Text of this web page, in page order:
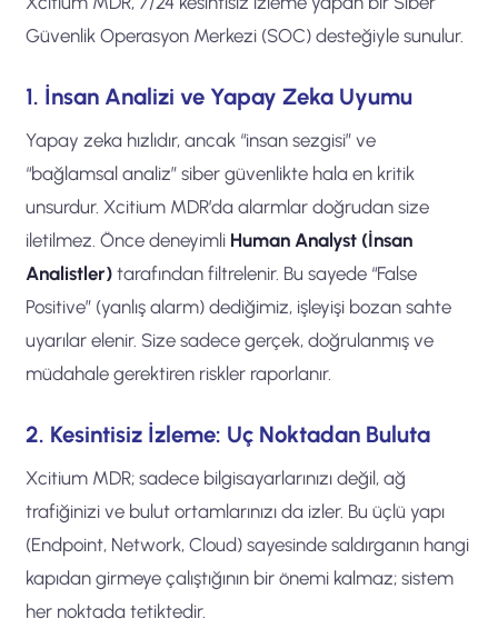
Güvenlik Operasyon Merkezi (SOC) desteğiyle sunulur.
1. İnsan Analizi ve Yapay Zeka Uyumu
Yapay zeka hızlıdır, ancak “insan sezgisi” ve
“bağlamsal analiz” siber güvenlikte hala en kritik
unsurdur. Xcitium MDR’da alarmlar doğrudan size
iletilmez. Önce deneyimli Human Analyst (İnsan
Analistler) tarafından filtrelenir. Bu sayede “False
Positive” (yanlış alarm) dediğimiz, işleyişi bozan sahte
uyarılar elenir. Size sadece gerçek, doğrulanmış ve
müdahale gerektiren riskler raporlanır.
2. Kesintisiz İzleme: Uç Noktadan Buluta
Xcitium MDR; sadece bilgisayarlarınızı değil, ağ
trafiğinizi ve bulut ortamlarınızı da izler. Bu üçlü yapı
(Endpoint, Network, Cloud) sayesinde saldırganın hangi
kapıdan girmeye çalıştığının bir önemi kalmaz; sistem
her noktada tetiktedir.